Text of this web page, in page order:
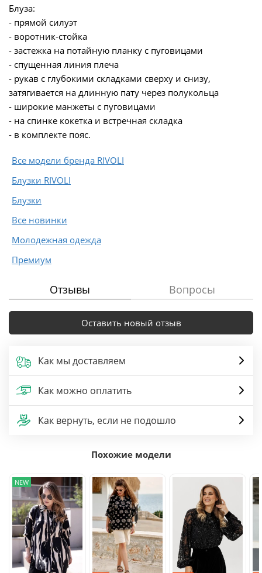
Блуза:
- прямой силуэт
- воротник-стойка
- застежка на потайную планку с пуговицами
- спущенная линия плеча
- рукав с глубокими складками сверху и снизу,
затягивается на длинную пату через полукольца
- широкие манжеты с пуговицами
- на спинке кокетка и встречная складка
- в комплекте пояс.
Все модели бренда RIVOLI
Блузки RIVOLI
Блузки
Все новинки
Молодежная одежда
Премиум
Отзывы Вопросы
Оставить новый отзыв
Как мы доставляем
Как можно оплатить
Как вернуть, если не подошло
Похожие модели
NEW